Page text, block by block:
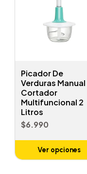
Picador De
Verduras Manual
Cortador
Multifuncional 2
Litros
$6.990
Ver opciones